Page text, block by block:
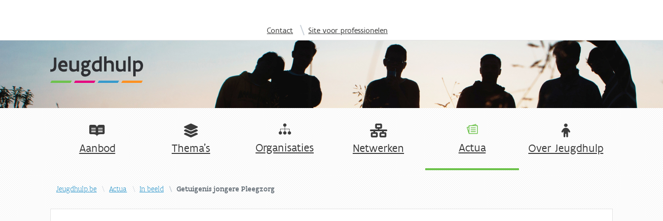
Overslaan en naar de inhoud gaan
Contact | Site voor professionelen
Aanbod Thema's Organisaties Netwerken Actua Over Jeugdhulp
Jeugdhulp.be Actua In beeld Getuigenis jongere Pleegzorg